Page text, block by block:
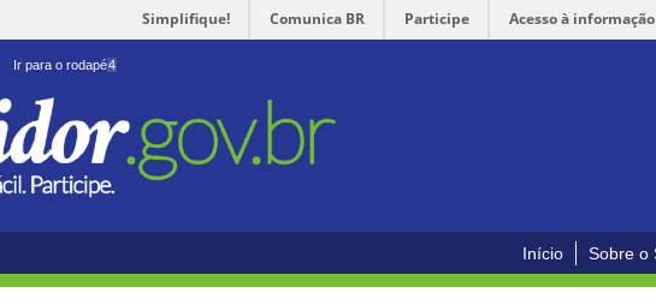
Simplifique! Comunica BR Participe Acesso à informação
Ir para o rodapé4
Início Sobre o